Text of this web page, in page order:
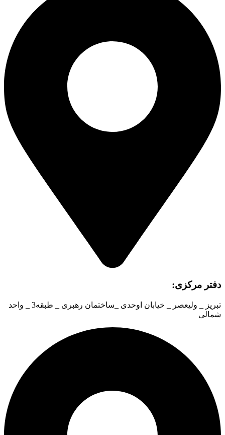
دفتر مرکزی:
تبریز _ ولیعصر _ خیابان اوحدی _ساختمان رهبری _ طبقه3 _ واحد
شمالی